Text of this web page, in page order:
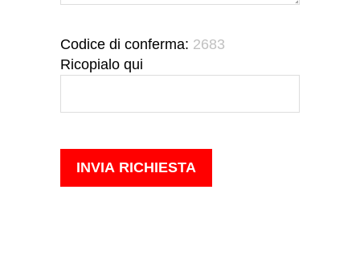
Codice di conferma: 2683
Ricopialo qui